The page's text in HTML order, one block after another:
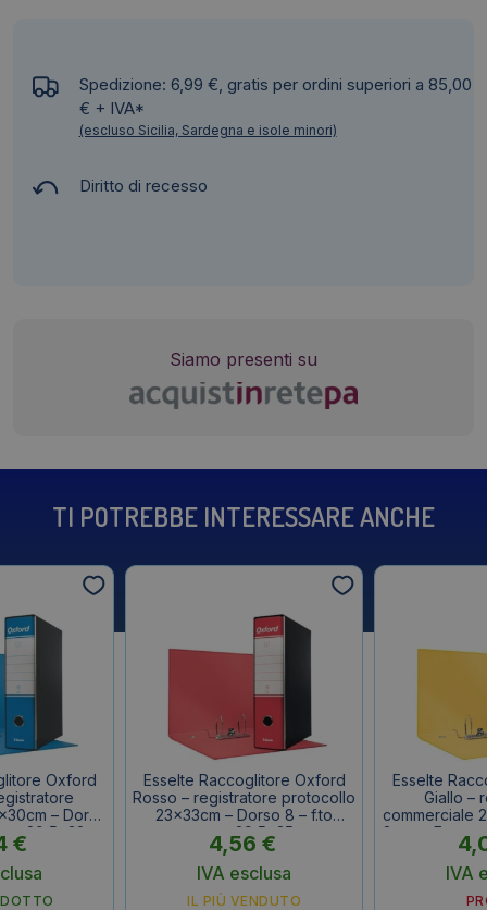
Spedizione: 6,99 €, gratis per ordini superiori a 85,00
€ + IVA*
(escluso Sicilia, Sardegna e isole minori)
Diritto di recesso
Siamo presenti su
TI POTREBBE INTERESSARE ANCHE
Oxford
– Dorso
29,5x32cm
€
Esselte Raccoglitore Oxford
Rosso – registratore protocollo
23x33cm – Dorso 8 – f.to
esterno 29,5x35cm
4,56 €
IVA esclusa
IL PIÙ VENDUTO
Esselte
Giallo –
commerciale
8 cm – F.to
IVA